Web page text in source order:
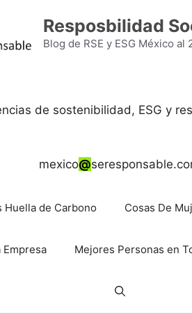
Resposbilidad
Blog de RSE y ESG México al
de sostenibilidad, ESG y
mexico@
Huella de Carbono Cosas De
Empresa Mejores Personas en